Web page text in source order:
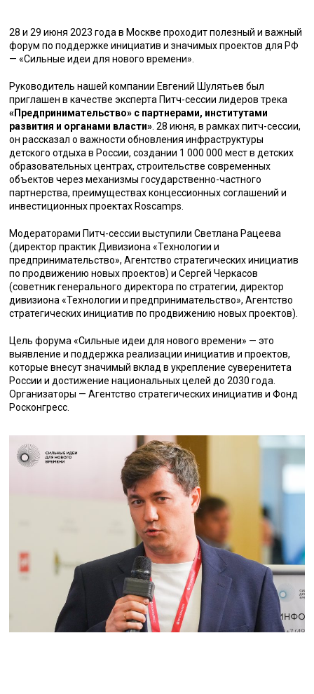
28 и 29 июня 2023 года в Москве проходит полезный и важный
форум по поддержке инициатив и значимых проектов для РФ
— «Сильные идеи для нового времени».
Руководитель нашей компании Евгений Шулятьев был
приглашен в качестве эксперта Питч-сессии лидеров трека
«Предпринимательство» с партнерами, институтами
развития и органами власти» . 28 июня, в рамках питч-сессии,
он рассказал о важности обновления инфраструктуры
детского отдыха в России, создании 1 000 000 мест в детских
образовательных центрах, строительстве современных
объектов через механизмы государственно-частного
партнерства, преимуществах концессионных соглашений и
инвестиционных проектах Roscamps.
Модераторами Питч-сессии выступили Светлана Рацеева
(директор практик Дивизиона «Технологии и
предпринимательство», Агентство стратегических инициатив
по продвижению новых проектов) и Сергей Черкасов
(советник генерального директора по стратегии, директор
дивизиона «Технологии и предпринимательство», Агентство
стратегических инициатив по продвижению новых проектов).
Цель форума «Сильные идеи для нового времени» — это
выявление и поддержка реализации инициатив и проектов,
которые внесут значимый вклад в укрепление суверенитета
России и достижение национальных целей до 2030 года.
Организаторы — Агентство стратегических инициатив и Фонд
Росконгресс.